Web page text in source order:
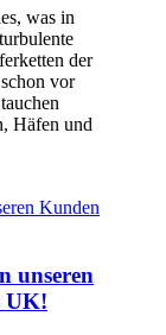
was in
der
vor
Häfen und
unseren
UK!